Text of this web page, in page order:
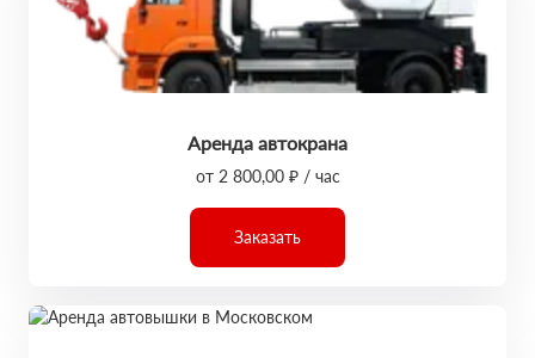
Аренда автокрана
от 2 800,00 ₽ / час
Заказать